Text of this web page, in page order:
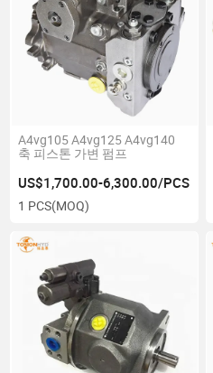
A4vg105 A4vg125 A4vg140
축 피스톤 가변 펌프
US$1,700.00-6,300.00/PCS
1 PCS(MOQ)